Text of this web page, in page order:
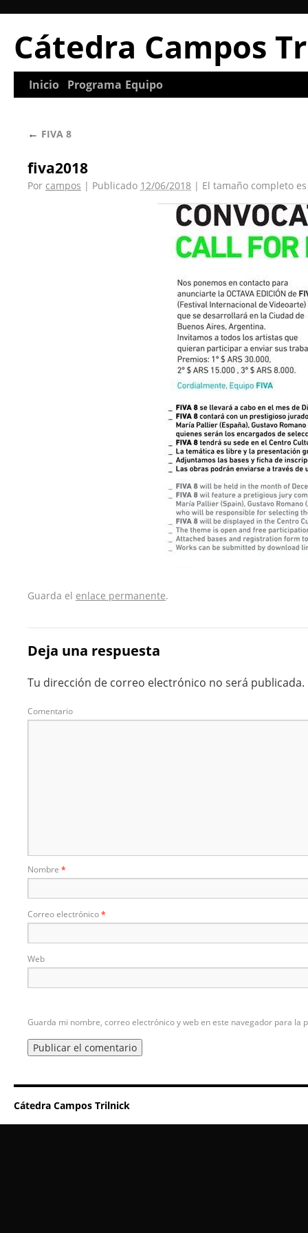
Cátedra Campos
Inicio Programa Equipo
← FIVA 8
fiva2018
Por campos | Publicado 12/06/2018 | El tamaño completo
Guarda el enlace permanente.
Deja una respuesta
Tu dirección de correo electrónico no será publicada.
Comentario
Nombre *
Correo electrónico*
Web
Guarda mi nombre, correo electrónico y web en este navegador para la
Cátedra Campos Trilnick